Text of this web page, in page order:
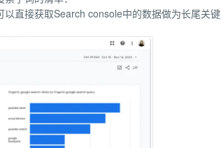
直接获取Search console中的数据做为长尾关键